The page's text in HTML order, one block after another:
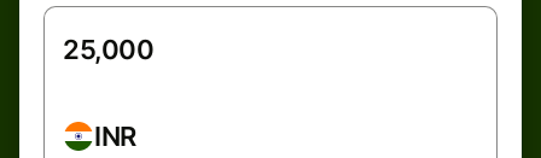
INR